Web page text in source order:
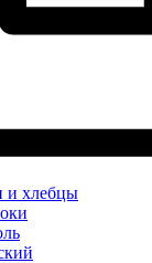
и хлебцы